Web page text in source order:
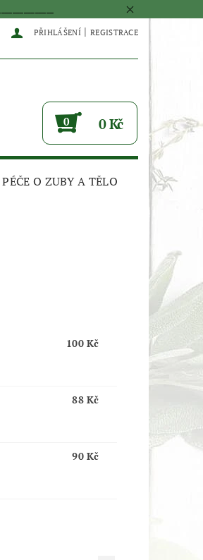
PŘIHLÁŠENÍ | REGISTRACE
0 0 Kč
PÉČE O ZUBY A TĚLO
100 Kč
88 Kč
90 Kč